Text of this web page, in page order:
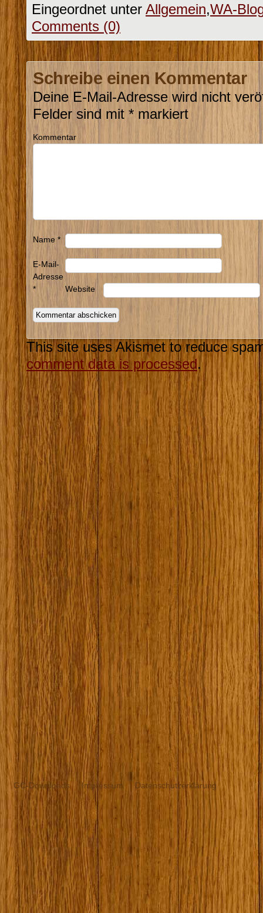
Eingeordnet unter Allgemein,WA-
Comments (0)
Schreibe einen Kommentar
Deine E-Mail-Adresse wird nicht
Felder sind mit * markiert
Kommentar
Name*
E-Mail-
Adresse
*
Website
This site uses Akismet to reduce
comment data is processed.
GC-Downloads Impressum Datenschutzerklärung